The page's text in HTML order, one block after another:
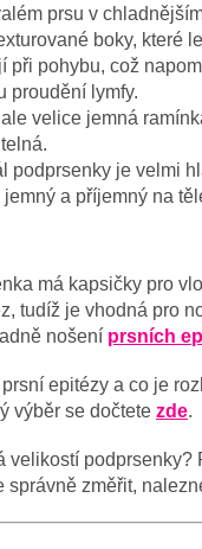
prsu v
boky, které
při pohybu, což
proudění lymfy.
velice jemná
podprsenky je velmi
jemný a příjemný na
má kapsičky pro
tudíž je vhodná pro
nošení prsních
epitézy a co je
výběr se dočtete zde.
velikostí podprsenky?
správně změřit,